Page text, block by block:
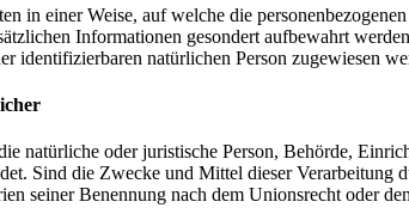
in einer Weise, auf welche die
Informationen gesondert aufbewahrt
identifizierbaren natürlichen Person zugewiesen
natürliche oder juristische Person, Behörde,
Sind die Zwecke und Mittel dieser Verarbeitung
seiner Benennung nach dem Unionsrecht oder